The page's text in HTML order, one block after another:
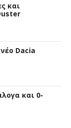
και
Dacia
και 0-